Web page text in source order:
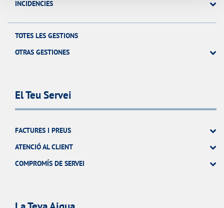
INCIDENCIES
TOTES LES GESTIONS
OTRAS GESTIONES
El Teu Servei
FACTURES I PREUS
ATENCIÓ AL CLIENT
COMPROMÍS DE SERVEI